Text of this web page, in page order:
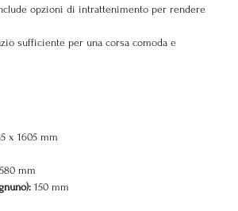
opzioni di intrattenimento per rendere
sufficiente per una corsa comoda e
x 1605 mm
mm
150 mm